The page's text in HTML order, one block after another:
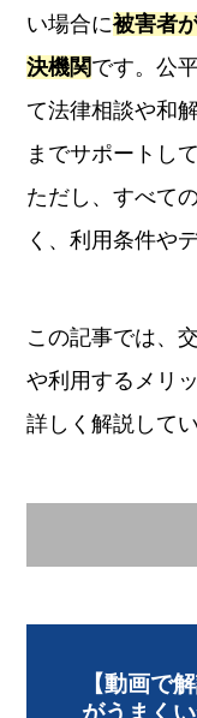
い場合に被害者
決機関です。公
て法律相談や和
までサポートし
ただし、すべて
く、利用条件や
この記事では、
や利用するメリ
詳しく解説して
【動画で